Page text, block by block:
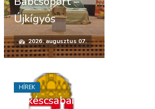
Újkígyós
2026. augusztus 07.
Békéscsabai
HÍREK